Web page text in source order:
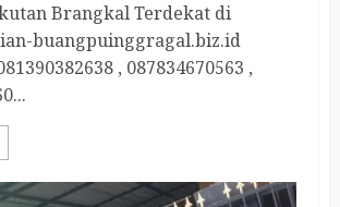
Brangkal Terdekat di
buangpuinggragal.biz.id
, 087834670563 ,